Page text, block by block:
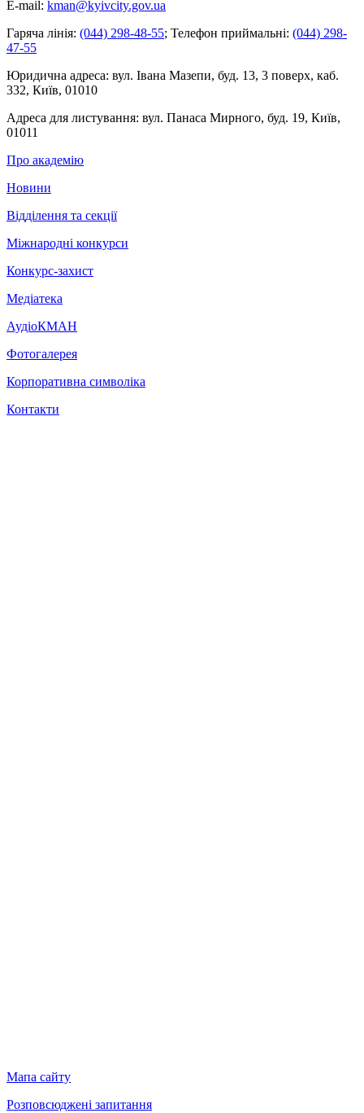
E-mail: kman@kyivcity.gov.ua
Гаряча лінія: (044) 298-48-55; Телефон приймальні: (044) 298-
47-55
Юридична адреса: вул. Івана Мазепи, буд. 13, 3 поверх, каб.
332, Київ, 01010
Адреса для листування: вул. Панаса Мирного, буд. 19, Київ,
01011
Про академію
Новини
Відділення та секції
Міжнародні конкурси
Конкурс-захист
Медіатека
АудіоКМАН
Фотогалерея
Корпоративна символіка
Контакти
Мапа сайту
Розповсюджені запитання